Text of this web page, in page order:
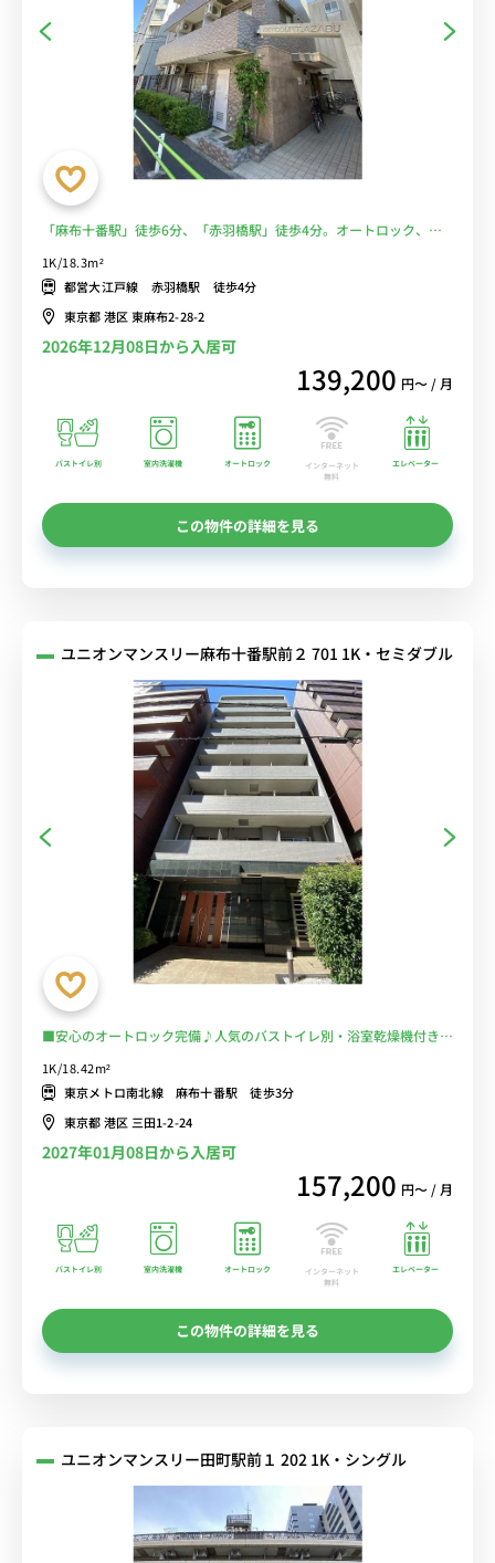
「麻布十番駅」徒歩6分、「赤羽橋駅」徒歩4分。オートロック、バ
1K/18.3m²
都営大江戸線 赤羽橋駅 徒歩4分
東京都 港区 東麻布2-28-2
2026年12月08日から入居可
139,200 円〜 / 月
バストイレ別 室内洗濯機 オートロック
インターネット
無料
エレベーター
この物件の詳細を見る
ユニオンマンスリー麻布十番駅前２ 701 1K・セミダブル
■安心のオートロック完備♪人気のバストイレ別・浴室乾燥機付き♪
ェア付き♪■東京メトロ南北線・都営大江戸線「麻布十番駅」徒歩3
分/新宿・六本木まで乗換なしでアクセス可能■選べるWi-Fi格安レン
タル中！
1K/18.42m²
東京メトロ南北線 麻布十番駅 徒歩3分
東京都 港区 三田1-2-24
2027年01月08日から入居可
157,200 円〜 / 月
バストイレ別 室内洗濯機 オートロック
インターネット
無料
エレベーター
この物件の詳細を見る
ユニオンマンスリー田町駅前１ 202 1K・シングル